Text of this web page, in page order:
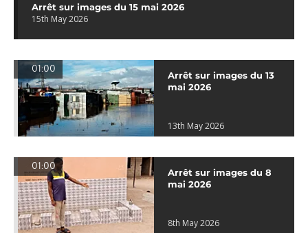
Arrêt sur images du 15 mai 2026
15th May 2026
01:00
Arrêt sur images du 13
mai 2026
13th May 2026
01:00
Arrêt sur images du 8
mai 2026
8th May 2026